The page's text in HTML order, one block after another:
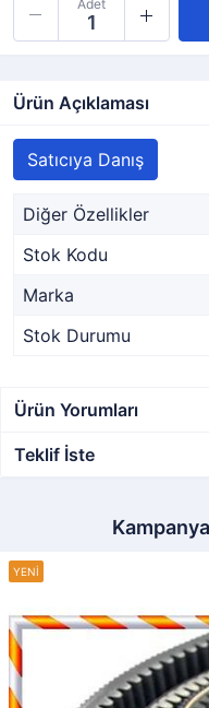
Adet
Ürün Açıklaması
Satıcıya Danış
Diğer Özellikler
Stok Kodu
Marka
Stok Durumu
Ürün Yorumları
Teklif İste